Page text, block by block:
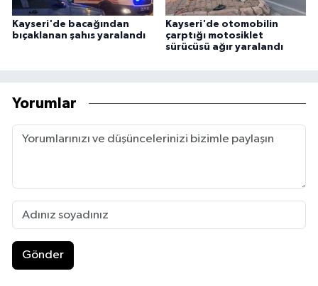
Kayseri'de bacağından
bıçaklanan şahıs yaralandı
Kayseri'de otomobilin
çarptığı motosiklet
sürücüsü ağır yaralandı
Yorumlar
Gönder